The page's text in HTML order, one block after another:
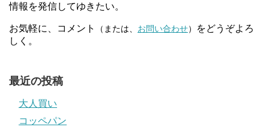
情報を発信してゆきたい。
お気軽に、コメント （または、 お問い合わせ）
をどうぞよろ
しく。
最近の投稿
大人買い
コッペパン